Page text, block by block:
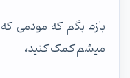
بازم بگم که مودمی
میشم کمک کنید،